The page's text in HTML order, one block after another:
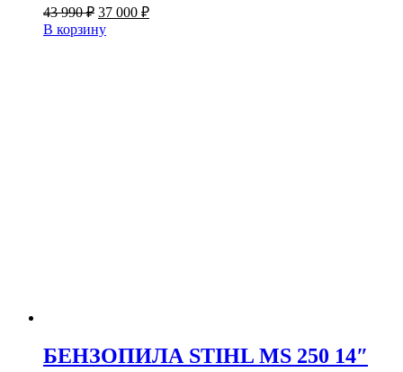
43 990₽ Первоначальная
цена
составляла
37 000 ₽Текущая
В корзину
БЕНЗОПИЛА STIHL MS 250 14″